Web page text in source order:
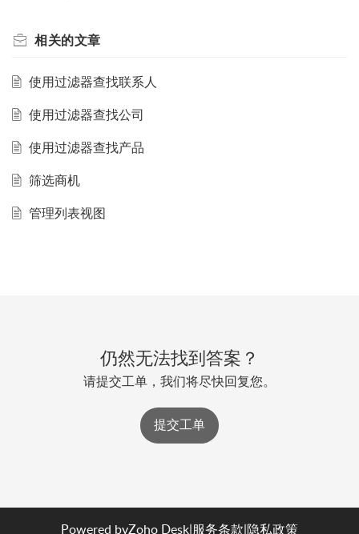
相关的文章
使用过滤器查找联系人
使用过滤器查找公司
使用过滤器查找产品
筛选商机
管理列表视图
仍然无法找到答案？
请提交工单，我们将尽快回复您。
提交工单
Powered byZoho Desk|服务条款|隐私政策